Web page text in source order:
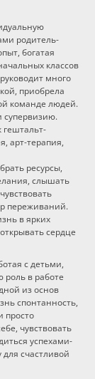
родитель-
богатая
классов
много
приобрела
команде людей.
супервизию.
гештальт-
арт-терапия,
ресурсы,
слышать
переживаний.
в ярких
сердце
с детьми,
роль в работе
из основ
спонтанность,
просто
чувствовать
успехами-
счастливой